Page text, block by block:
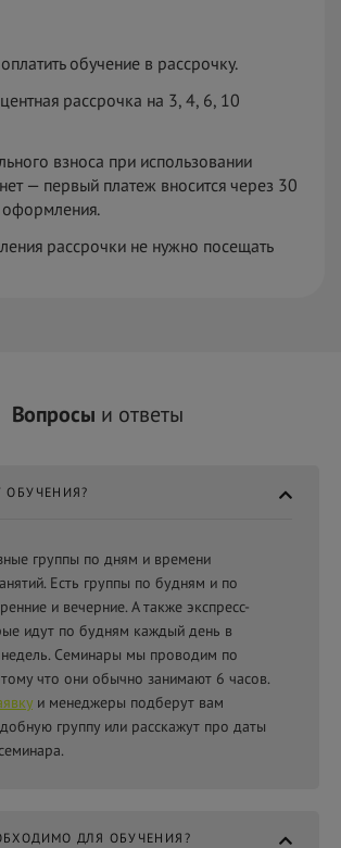
обучение в рассрочку.
рассрочка на 3, 4, 6, 10
взноса при использовании
— первый платеж вносится через 30
рассрочки не нужно посещать
Вопросы и ответы
ОБУЧЕНИЯ?
группы по дням и времени
Есть группы по будням и по
и вечерние. А также экспресс-
идут по будням каждый день в
недель. Семинары мы проводим по
что они обычно занимают 6 часов.
и менеджеры подберут вам
группу или расскажут про даты
ДЛЯ ОБУЧЕНИЯ?